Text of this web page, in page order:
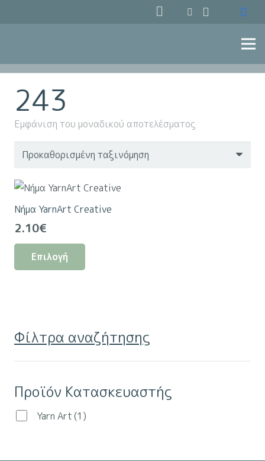
243
Εμφάνιση του μοναδικού αποτελέσματος
Νήμα YarnArt Creative
2.10€
Επιλογή
Οι
επιλογές
να
Φίλτρα αναζήτησης
Προϊόν Κατασκευαστής
Yarn Art(1)